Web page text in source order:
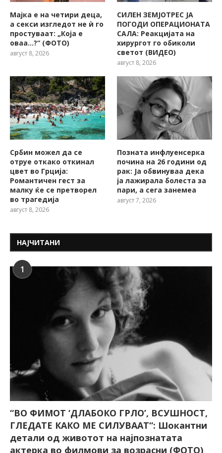
Мајка е на четири деца,
а секси изгледот не ѝ го
простуваат: „Која е
оваа…?“ (ФОТО)
август 8, 2026
СИЛЕН ЗЕМЈОТРЕС ЈА
ПОГОДИ ОПЕРАЦИОНАТА
САЛА: Реакцијата на
хирургот го обиколи
светот (ВИДЕО)
август 8, 2026
Србин можел да се
отруе откако откинал
цвет во Грција:
Романтичен гест за
малку ќе се претворел
во трагедија
август 8, 2026
Позната инфлуенсерка
почина на 26 години од
рак: Ја обвинуваа дека
ја лажирала болеста за
пари, а сега занемеа
август 7, 2026
НАЈЧИТАНИ
1
“ВО ФИМОТ ‘ДЛАБОКО ГРЛО’, ВСУШНОСТ,
ГЛЕДАТЕ КАКО МЕ СИЛУВААТ“: Шокантни
детали од животот на најпознатата
актерка во филмови за возрасни (ФОТО)